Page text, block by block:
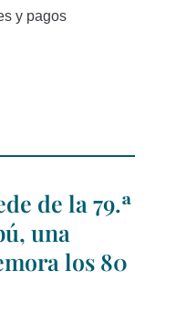
y pagos
de la 79.ª
una
los 80